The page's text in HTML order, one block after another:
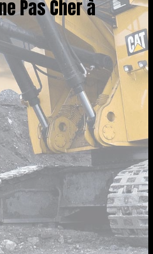
Pas Cher à